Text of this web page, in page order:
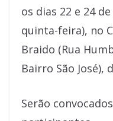
os dias 22 e 24
quinta-feira), no
Braido (Rua
Bairro São José),
Serão